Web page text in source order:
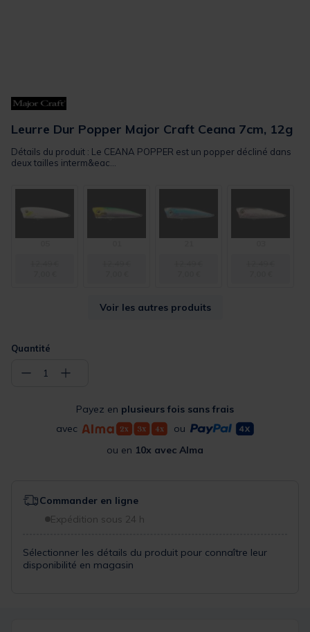
Leurre Dur Popper Major Craft Ceana 7cm, 12g
Détails du produit : Le CEANA POPPER est un popper décliné dans
deux tailles interm&eac...
Voir les autres produits
Quantité
− 1 +
Payez en plusieurs fois sans frais
avec
ou
ou en 10x avec Alma
Commander en ligne
Expédition sous 24 h
Sélectionner les détails du produit pour connaître leur
disponibilité en magasin